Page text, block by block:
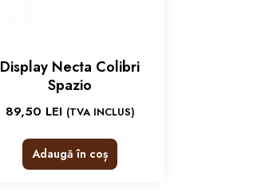
Display Necta Colibri
Spazio
89,50 LEI (TVA INCLUS)
Adaugă în coș